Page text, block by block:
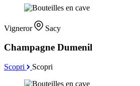
Vigneror Sacy
Champagne Dumenil
Scopri Scopri